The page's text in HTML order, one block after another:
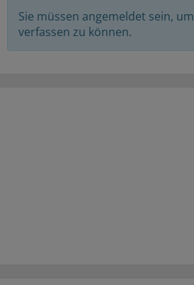
Sie müssen angemeldet sein,
verfassen zu können.